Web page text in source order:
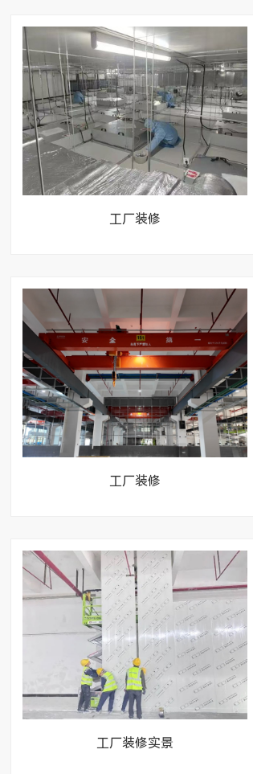
开放办公区装修实景效果图
接待贵宾室装修实景效果图
工厂装修
工厂装修
工厂装修实景